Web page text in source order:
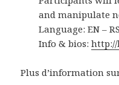
and manipulate
Language: EN –
Info & bios:http://
Plus d’information